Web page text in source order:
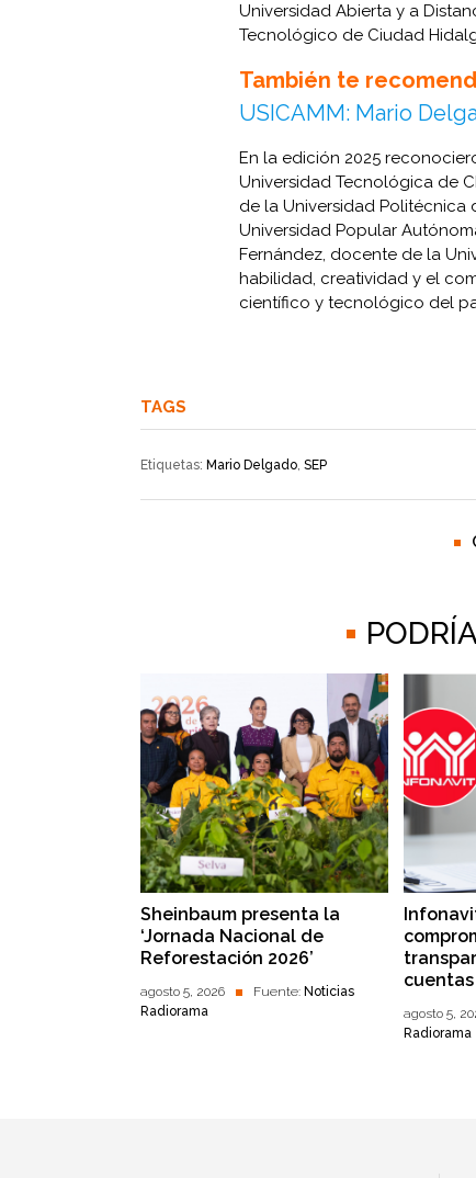
Universidad Abierta y a
Tecnológico de Ciudad
También te
USICAMM: Mario
En la edición 2025
Universidad Tecnológica de
de la Universidad Politécnica
Universidad Popular
Fernández, docente de la
habilidad, creatividad y el
científico y tecnológico del
TAGS
Etiquetas: Mario Delgado, SEP
Sheinbaum presenta la
‘Jornada Nacional de
Reforestación 2026’
agosto 5, 2026 Fuente: Noticias
Radiorama
cuentas
agosto 5,
Radiorama